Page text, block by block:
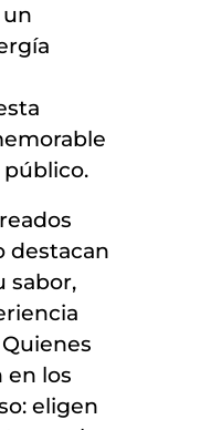
destacan
sabor,
en los
eligen